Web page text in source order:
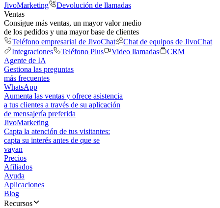
JivoMarketing
Devolución de llamadas
Ventas
Consigue más ventas, un mayor valor medio
de los pedidos y una mayor base de clientes
Teléfono empresarial de JivoChat
Chat de equipos de JivoChat
Integraciones
Teléfono Plus Video llamadas
CRM
Agente de IA
Gestiona las preguntas
más frecuentes
WhatsApp
Aumenta las ventas y ofrece asistencia
a tus clientes a través de su aplicación
de mensajería preferida
JivoMarketing
Capta la atención de tus visitantes:
capta su interés antes de que se
vayan
Precios
Afiliados
Ayuda
Aplicaciones
Blog
Recursos